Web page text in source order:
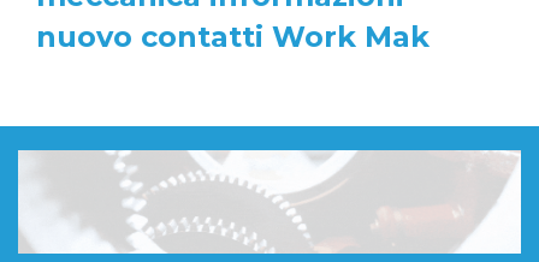
nuovo contatti Work Mak